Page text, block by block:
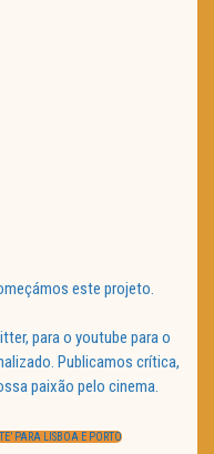
este projeto.
para o youtube para o
Publicamos crítica,
paixão pelo cinema.
PARA LISBOA E PORTO